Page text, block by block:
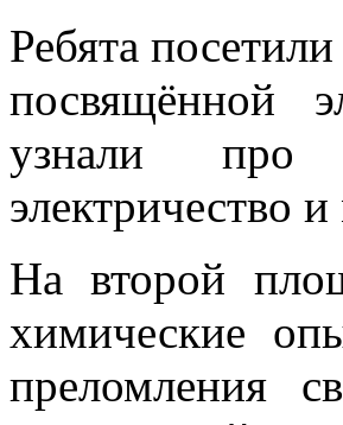
Ребята
посвящённой
узнали про
электричество
На второй
химические
преломления